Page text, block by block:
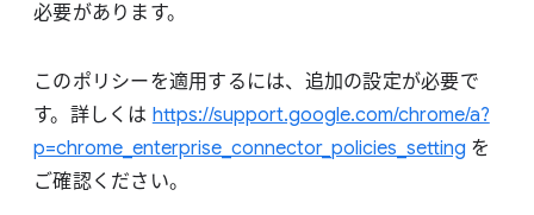
必要があります。
このポリシーを適用するには、追加の設定が必要で
す。詳しくは https://support.google.com/chrome/a?
p=chrome_enterprise_connector_policies_setting を
ご確認ください。